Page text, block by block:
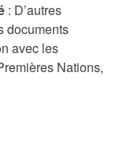
: D’autres
documents
avec les
Nations,